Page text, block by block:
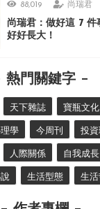
88,019 尚瑞君
尚瑞君：做好這 7 件
好好長大！
熱門關鍵字
天下雜誌 寶瓶文化
學 今周刊 投
人際關係 自我成長
生活型態 生